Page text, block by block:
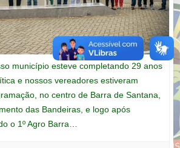
município esteve completando 29 anos
e nossos vereadores estiveram
no centro de Barra de Santana,
das Bandeiras, e logo após
o 1º Agro Barra…